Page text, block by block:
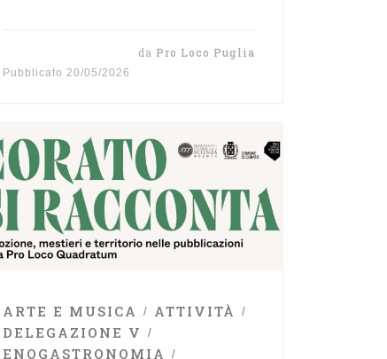
da Pro Loco Puglia
Pubblicato 20/05/2026
ARTE E MUSICA
ATTIVITÀ
DELEGAZIONE V
ENOGASTRONOMIA